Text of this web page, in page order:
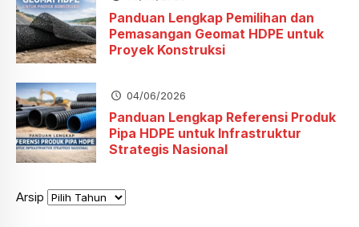
Panduan Lengkap Pemilihan dan
Pemasangan Geomat HDPE untuk
Proyek Konstruksi
04/06/2026
Panduan Lengkap Referensi Produk
Pipa HDPE untuk Infrastruktur
Strategis Nasional
Arsip